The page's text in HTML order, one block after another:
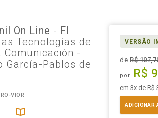
On Line - El
Tecnologías de
-
García-Pablos de
VIOR
VERSÃO
deR$
por R$
em 3x de R$
ADICIONAR